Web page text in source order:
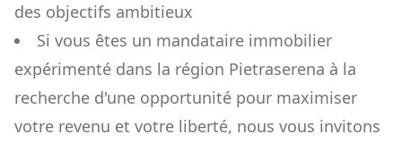
des objectifs ambitieux
Si vous êtes un mandataire immobilier
expérimenté dans la région Pietraserena à la
recherche d'une opportunité pour maximiser
votre revenu et votre liberté, nous vous invitons